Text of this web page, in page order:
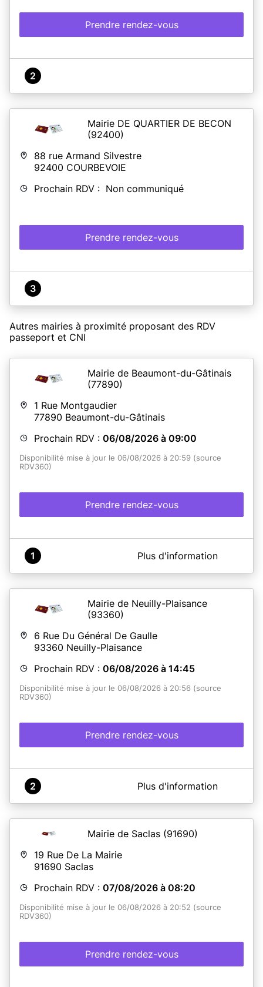
Prendre rendez-vous
2
Mairie DE QUARTIER DE BECON
(92400)
88 rue Armand Silvestre
92400 COURBEVOIE
Prochain RDV : Non communiqué
Prendre rendez-vous
3
Autres mairies à proximité proposant des RDV
passeport et CNI
Mairie de Beaumont-du-Gâtinais
(77890)
1 Rue Montgaudier
77890 Beaumont-du-Gâtinais
Prochain RDV : 06/08/2026 à 09:00
Disponibilité mise à jour le 06/08/2026 à 20:59 (source
RDV360)
Prendre rendez-vous
A propos de Mairie de Beaumont-du-Gâtinais
En savoir plus
1 Plus d'information
Mairie de Neuilly-Plaisance
(93360)
6 Rue Du Général De Gaulle
93360 Neuilly-Plaisance
Prochain RDV : 06/08/2026 à 14:45
Disponibilité mise à jour le 06/08/2026 à 20:56 (source
RDV360)
Prendre rendez-vous
A propos de Mairie de Neuilly-Plaisance
2 Plus d'information
Mairie de Saclas (91690)
19 Rue De La Mairie
91690 Saclas
Prochain RDV : 07/08/2026 à 08:20
Disponibilité mise à jour le 06/08/2026 à 20:52 (source
RDV360)
Prendre rendez-vous